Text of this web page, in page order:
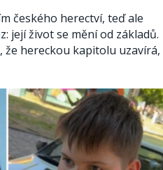
českého herectví, teď ale
její život se mění od základů.
že hereckou kapitolu uzavírá,